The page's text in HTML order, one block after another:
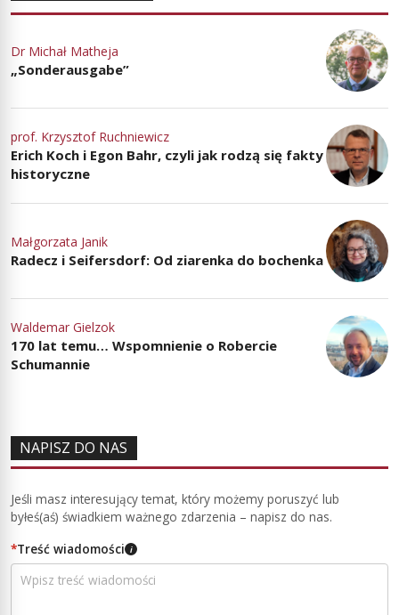
Dr Michał Matheja
„Sonderausgabe”
prof. Krzysztof Ruchniewicz
Erich Koch i Egon Bahr, czyli jak rodzą się fakty
historyczne
Małgorzata Janik
Radecz i Seifersdorf: Od ziarenka do bochenka
Waldemar Gielzok
170 lat temu… Wspomnienie o Robercie
Schumannie
NAPISZ DO NAS
Jeśli masz interesujący temat, który możemy poruszyć lub
byłeś(aś) świadkiem ważnego zdarzenia – napisz do nas.
*Treść wiadomości i